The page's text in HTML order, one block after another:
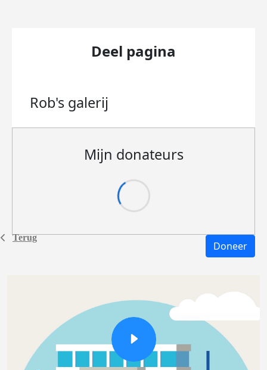
Terug
Deel pagina
Rob's galerij
Mijn donateurs
Doneer